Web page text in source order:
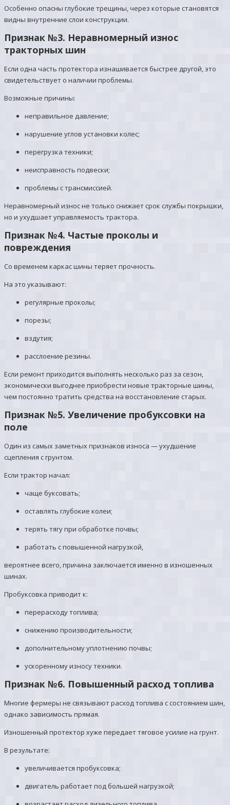
Особенно опасны глубокие трещины, через которые становятся
видны внутренние слои конструкции.
Признак №3. Неравномерный износ
тракторных шин
Если одна часть протектора изнашивается быстрее другой, это
свидетельствует о наличии проблемы.
Возможные причины:
неправильное давление;
нарушение углов установки колес;
перегрузка техники;
неисправность подвески;
проблемы с трансмиссией.
Неравномерный износ не только снижает срок службы покрышки,
но и ухудшает управляемость трактора.
Признак №4. Частые проколы и
повреждения
Со временем каркас шины теряет прочность.
На это указывают:
регулярные проколы;
порезы;
вздутия;
расслоение резины.
Если ремонт приходится выполнять несколько раз за сезон,
экономически выгоднее приобрести новые тракторные шины,
чем постоянно тратить средства на восстановление старых.
Признак №5. Увеличение пробуксовки на
поле
Один из самых заметных признаков износа — ухудшение
сцепления с грунтом.
Если трактор начал:
чаще буксовать;
оставлять глубокие колеи;
терять тягу при обработке почвы;
работать с повышенной нагрузкой,
вероятнее всего, причина заключается именно в изношенных
шинах.
Пробуксовка приводит к:
перерасходу топлива;
снижению производительности;
дополнительному уплотнению почвы;
ускоренному износу техники.
Признак №6. Повышенный расход топлива
Многие фермеры не связывают расход топлива с состоянием шин,
однако зависимость прямая.
Изношенный протектор хуже передает тяговое усилие на грунт.
В результате:
увеличивается пробуксовка;
двигатель работает под большей нагрузкой;